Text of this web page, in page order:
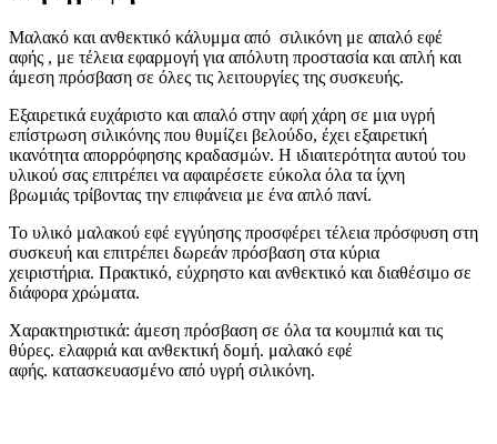
Μαλακό και ανθεκτικό κάλυμμα από σιλικόνη με απαλό εφέ
αφής , με τέλεια εφαρμογή για απόλυτη προστασία και απλή και
άμεση πρόσβαση σε όλες τις λειτουργίες της συσκευής.
Εξαιρετικά ευχάριστο και απαλό στην αφή χάρη σε μια υγρή
επίστρωση σιλικόνης που θυμίζει βελούδο, έχει εξαιρετική
ικανότητα απορρόφησης κραδασμών. Η ιδιαιτερότητα αυτού του
υλικού σας επιτρέπει να αφαιρέσετε εύκολα όλα τα ίχνη
βρωμιάς τρίβοντας την επιφάνεια με ένα απλό πανί.
Το υλικό μαλακού εφέ εγγύησης προσφέρει τέλεια πρόσφυση στη
συσκευή και επιτρέπει δωρεάν πρόσβαση στα κύρια
χειριστήρια. Πρακτικό, εύχρηστο και ανθεκτικό και διαθέσιμο σε
διάφορα χρώματα.
Χαρακτηριστικά: άμεση πρόσβαση σε όλα τα κουμπιά και τις
θύρες. ελαφριά και ανθεκτική δομή. μαλακό εφέ
αφής. κατασκευασμένο από υγρή σιλικόνη.